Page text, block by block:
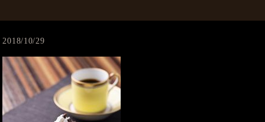
2018/10/29